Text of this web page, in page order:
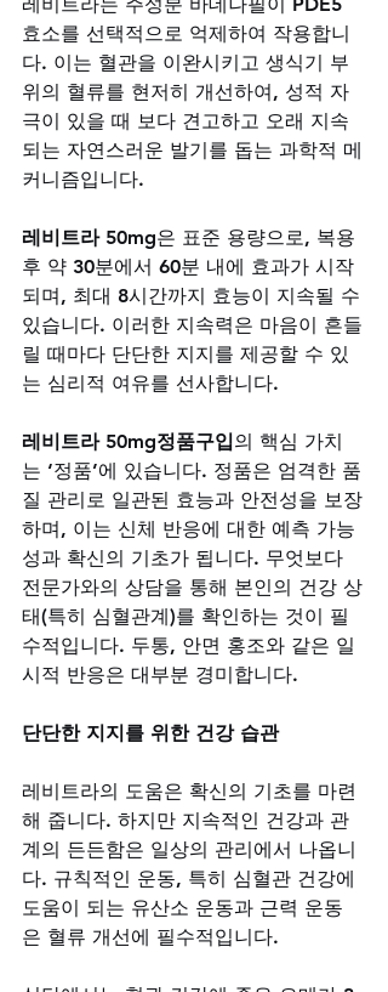
효소를 선택적으로 억제하여 작용합니
다. 이는 혈관을 이완시키고 생식기 부
위의 혈류를 현저히 개선하여, 성적 자
극이 있을 때 보다 견고하고 오래 지속
되는 자연스러운 발기를 돕는 과학적 메
커니즘입니다.
레비트라 50mg은 표준 용량으로, 복용
후 약 30분에서 60분 내에 효과가 시작
되며, 최대 8시간까지 효능이 지속될 수
있습니다. 이러한 지속력은 마음이 흔들
릴 때마다 단단한 지지를 제공할 수 있
는 심리적 여유를 선사합니다.
레비트라 50mg정품구입의 핵심 가치
는 ‘정품’에 있습니다. 정품은 엄격한 품
질 관리로 일관된 효능과 안전성을 보장
하며, 이는 신체 반응에 대한 예측 가능
성과 확신의 기초가 됩니다. 무엇보다
전문가와의 상담을 통해 본인의 건강 상
태(특히 심혈관계)를 확인하는 것이 필
수적입니다. 두통, 안면 홍조와 같은 일
시적 반응은 대부분 경미합니다.
단단한 지지를 위한 건강 습관
레비트라의 도움은 확신의 기초를 마련
해 줍니다. 하지만 지속적인 건강과 관
계의 든든함은 일상의 관리에서 나옵니
다. 규칙적인 운동, 특히 심혈관 건강에
도움이 되는 유산소 운동과 근력 운동
은 혈류 개선에 필수적입니다.